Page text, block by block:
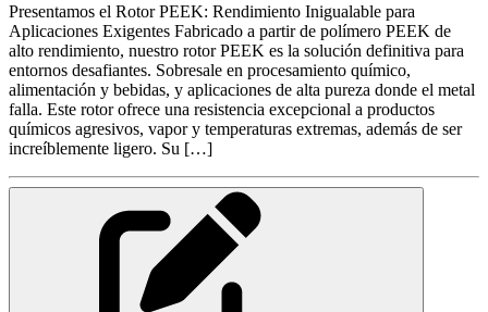
Presentamos el Rotor PEEK: Rendimiento Inigualable para
Aplicaciones Exigentes Fabricado a partir de polímero PEEK de
alto rendimiento, nuestro rotor PEEK es la solución definitiva para
entornos desafiantes. Sobresale en procesamiento químico,
alimentación y bebidas, y aplicaciones de alta pureza donde el metal
falla. Este rotor ofrece una resistencia excepcional a productos
químicos agresivos, vapor y temperaturas extremas, además de ser
increíblemente ligero. Su […]